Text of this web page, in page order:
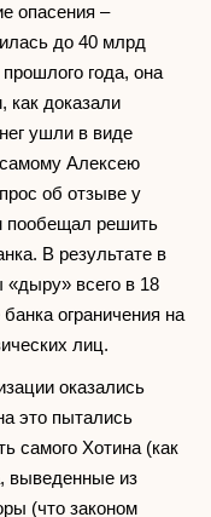
опасения –
до 40 млрд
года, она
как доказали
ушли в виде
Алексею
об отзыве у
пообещал решить
В результате в
всего в 18
ограничения на
лиц.
оказались
это пытались
самого Хотина (как
выведенные из
(что законом